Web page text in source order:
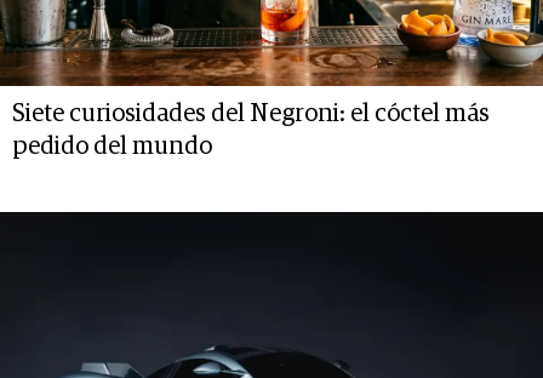
Siete curiosidades del Negroni: el cóctel más
pedido del mundo